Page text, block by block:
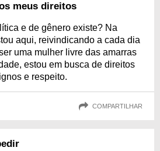
meus direitos
e de gênero existe? Na
aqui, reivindicando a cada dia
uma mulher livre das amarras
estou em busca de direitos
e respeito.
COMPARTILHAR